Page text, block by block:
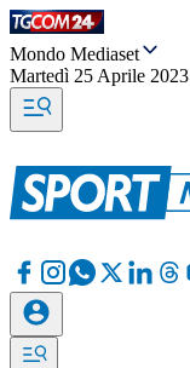
Mondo Mediaset
Martedì 25 Aprile 2023